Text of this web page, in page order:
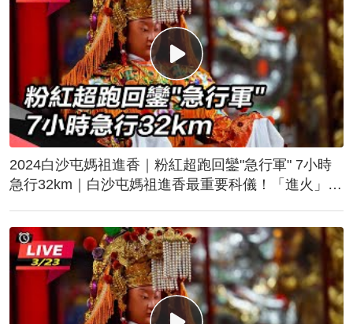
2024白沙屯媽祖進香｜粉紅超跑回鑾"急行軍" 7小時
急行32km｜白沙屯媽祖進香最重要科儀！「進火」儀